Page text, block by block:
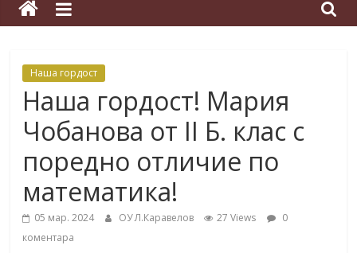
Наша гордост
Наша гордост! Мария
Чобанова от II Б. клас с
поредно отличие по
математика!
05 мар. 2024 ОУ Л.Каравелов 27 Views
0
коментара